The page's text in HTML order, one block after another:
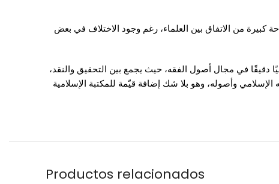
كبيرة من الاتفاق بين العلماء، رغم وجود الاختلاف في بعض
دقيقًا في مجال أصول الفقه، حيث يجمع بين التحقيق والنقد،
وأصوله، وهو بلا شك إضافة قيّمة للمكتبة الإسلامية
Productos relacionados